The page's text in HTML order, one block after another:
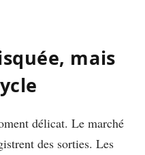
mais
délicat. Le marché
des sorties. Les